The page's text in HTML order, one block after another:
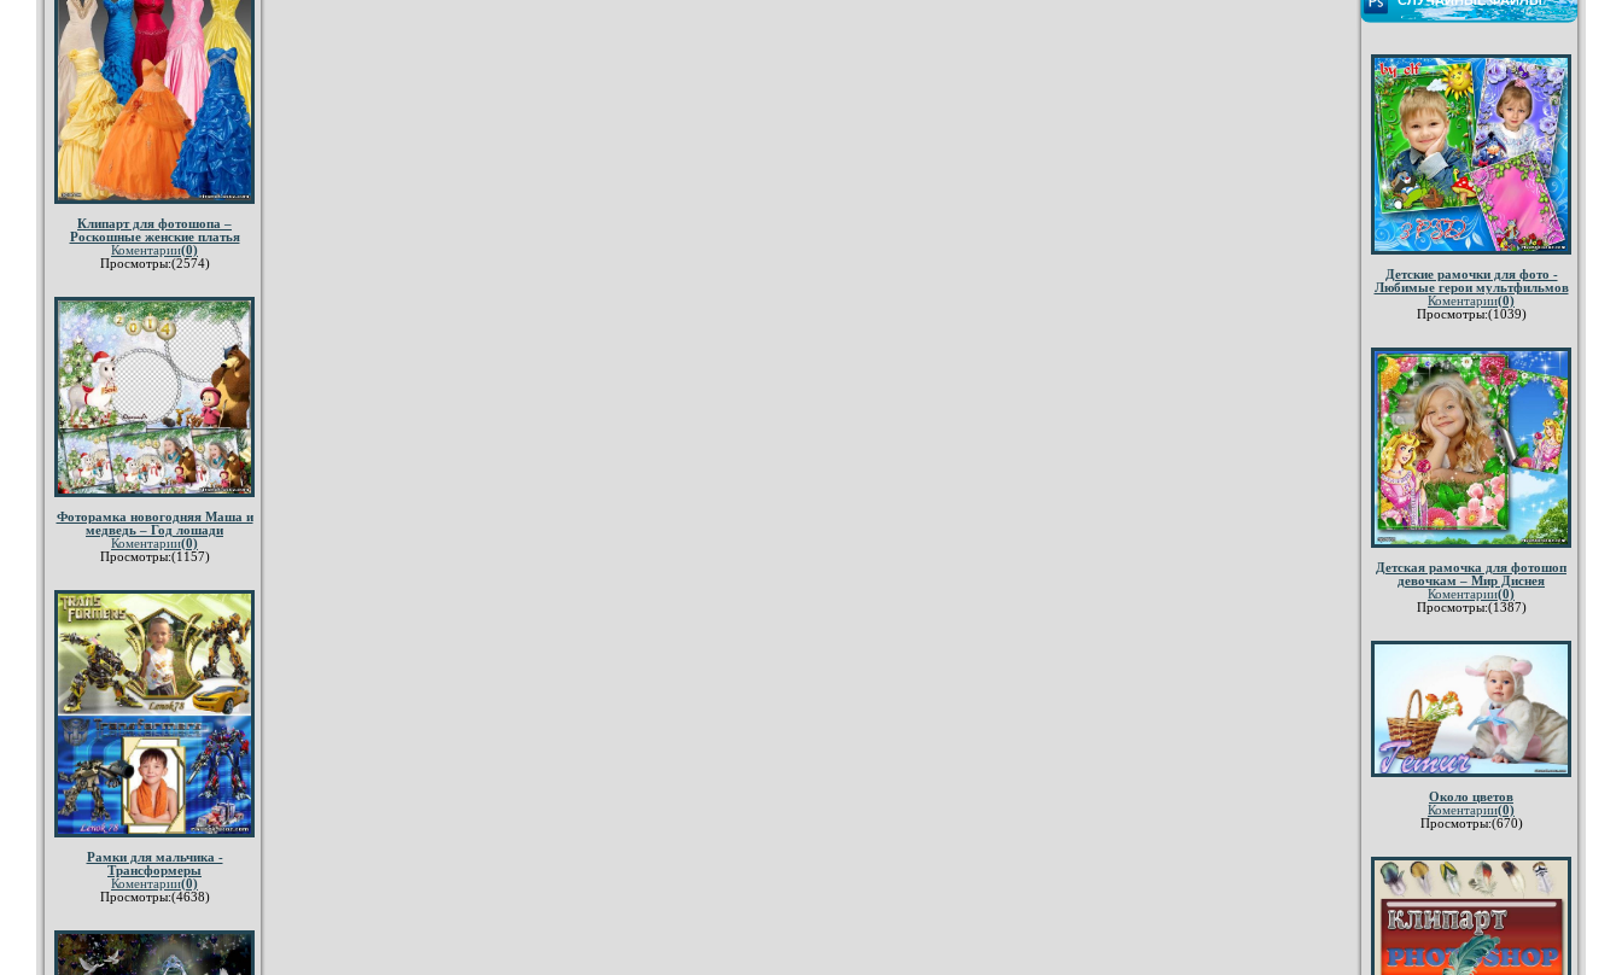
Клипарт для фотошопа –
Роскошные женские платья
Коментарии(0)
Просмотры:(2574)
Фоторамка новогодняя Маша и
медведь – Год лошади
Коментарии(0)
Просмотры:(1157)
Рамки для мальчика -
Трансформеры
Коментарии(0)
Просмотры:(4638)
Детские рамочки для фото -
Любимые герои мультфильмов
Коментарии(0)
Просмотры:(1039)
Детская рамочка для фотошоп
девочкам – Мир Диснея
Коментарии(0)
Просмотры:(1387)
Около цветов
Коментарии(0)
Просмотры:(670)